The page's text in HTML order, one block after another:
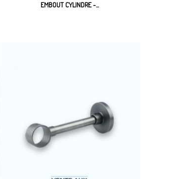
EMBOUT CYLINDRE -...